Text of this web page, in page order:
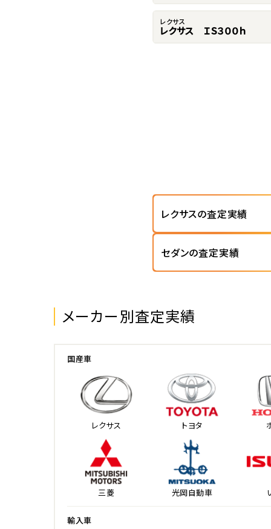
レクサス
レクサス ＩＳ３００ｈ
レクサスの査定実績
セダンの査定実績
メーカー別査定実績
国産車
レクサス トヨタ
三菱 光岡自動車
輸入車